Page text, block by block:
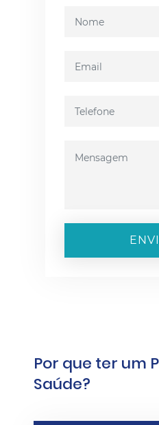
Por que ter um
Saúde?